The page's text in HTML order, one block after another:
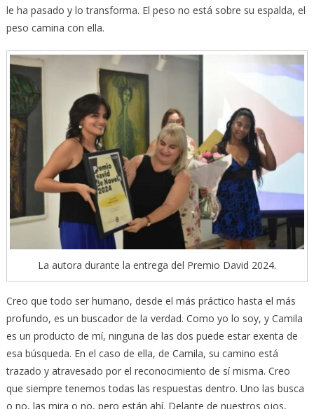
le ha pasado y lo transforma. El peso no está sobre su espalda, el
peso camina con ella.
La autora durante la entrega del Premio David 2024.
Creo que todo ser humano, desde el más práctico hasta el más
profundo, es un buscador de la verdad. Como yo lo soy, y Camila
es un producto de mí, ninguna de las dos puede estar exenta de
esa búsqueda. En el caso de ella, de Camila, su camino está
trazado y atravesado por el reconocimiento de sí misma. Creo
que siempre tenemos todas las respuestas dentro. Uno las busca
o no, las mira o no, pero están ahí. Delante de nuestros ojos,